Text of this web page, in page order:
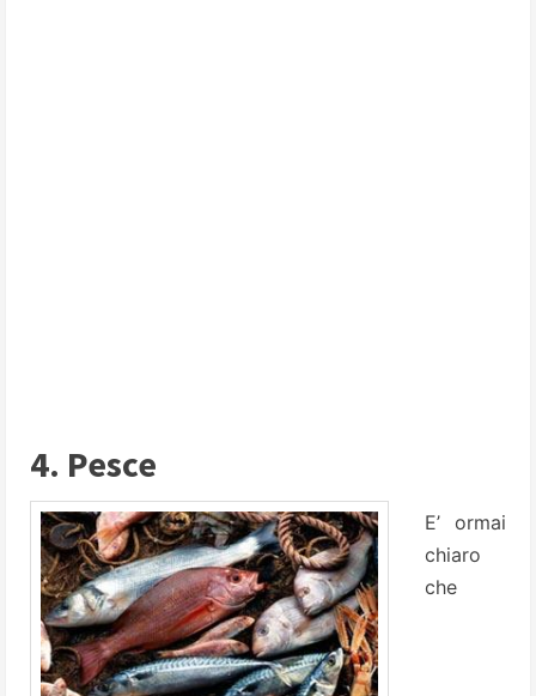
4. Pesce
E’ ormai
chiaro
che